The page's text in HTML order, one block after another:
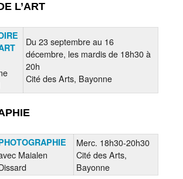
L’ART
Du 23 septembre au 16
décembre, les mardis de 18h30 à
20h
Cité des Arts, Bayonne
Maialen
Merc. 18h30-20h30
Cité des Arts,
Bayonne